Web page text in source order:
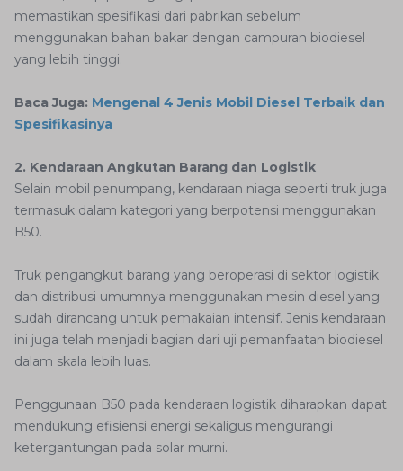
memastikan spesifikasi dari pabrikan sebelum
menggunakan bahan bakar dengan campuran biodiesel
yang lebih tinggi.
Baca Juga: Mengenal 4 Jenis Mobil Diesel Terbaik dan
Spesifikasinya
2. Kendaraan Angkutan Barang dan Logistik
Selain mobil penumpang, kendaraan niaga seperti truk juga
termasuk dalam kategori yang berpotensi menggunakan
B50.
Truk pengangkut barang yang beroperasi di sektor logistik
dan distribusi umumnya menggunakan mesin diesel yang
sudah dirancang untuk pemakaian intensif. Jenis kendaraan
ini juga telah menjadi bagian dari uji pemanfaatan biodiesel
dalam skala lebih luas.
Penggunaan B50 pada kendaraan logistik diharapkan dapat
mendukung efisiensi energi sekaligus mengurangi
ketergantungan pada solar murni.